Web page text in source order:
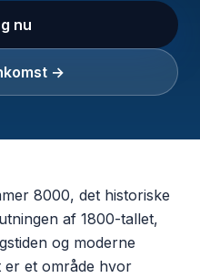
nu
→
8000, det historiske
af 1800-tallet,
og moderne
er et område hvor